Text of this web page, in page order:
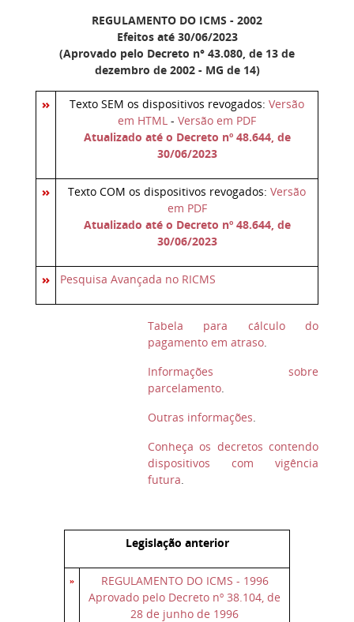
REGULAMENTO DO ICMS - 2002
Efeitos até 30/06/2023
(Aprovado pelo Decreto n° 43.080, de 13 de
dezembro de 2002 - MG de 14)
Texto SEM os dispositivos revogados: Versão
em HTML - Versão em PDF
Atualizado até o Decreto nº 48.644, de
30/06/2023
Texto COM os dispositivos revogados: Versão
em PDF
Atualizado até o Decreto nº 48.644, de
30/06/2023
Pesquisa Avançada no RICMS
Tabela para cálculo do
pagamento em atraso.
Informações sobre
parcelamento.
Outras informações.
Conheça os decretos contendo
dispositivos com vigência
futura.
Legislação anterior
REGULAMENTO DO ICMS - 1996
Aprovado pelo Decreto nº 38.104, de
28 de junho de 1996